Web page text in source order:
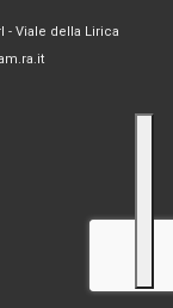
- Viale della Lirica